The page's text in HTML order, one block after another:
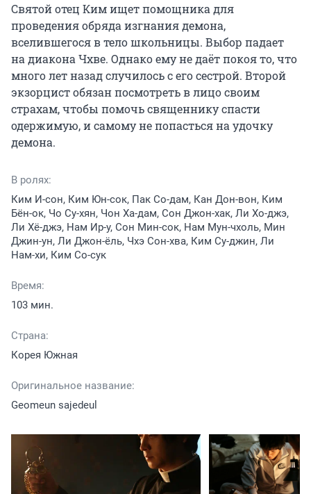
Святой отец Ким ищет помощника для
проведения обряда изгнания демона,
вселившегося в тело школьницы. Выбор падает
на диакона Чхве. Однако ему не даёт покоя то, что
много лет назад случилось с его сестрой. Второй
экзорцист обязан посмотреть в лицо своим
страхам, чтобы помочь священнику спасти
одержимую, и самому не попасться на удочку
демона.
В ролях:
Ким И-сон, Ким Юн-сок, Пак Со-дам, Кан Дон-вон, Ким
Бён-ок, Чо Су-хян, Чон Ха-дам, Сон Джон-хак, Ли Хо-джэ,
Ли Хё-джэ, Нам Ир-у, Сон Мин-сок, Нам Мун-чхоль, Мин
Джин-ун, Ли Джон-ёль, Чхэ Сон-хва, Ким Су-джин, Ли
Нам-хи, Ким Со-сук
Время:
103 мин.
Страна:
Корея Южная
Оригинальное название:
Geomeun sajedeul